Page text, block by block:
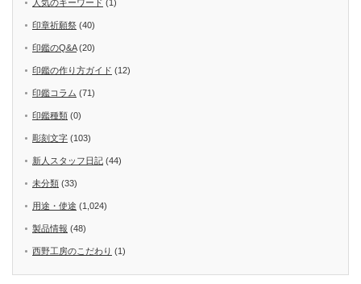
人気のキーワード (1)
印章祈願祭 (40)
印鑑のQ&A(20)
印鑑の作り方ガイド (12)
印鑑コラム (71)
印鑑種類 (0)
彫刻文字 (103)
新人スタッフ日記 (44)
未分類 (33)
用途・使途 (1,024)
製品情報 (48)
西野工房のこだわり (1)